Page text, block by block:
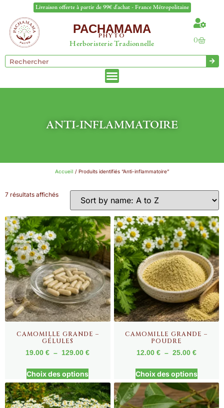
Livraison offerte à partir de 99€ d'achat - France Métropolitaine
PACHAMAMA
PHYTO
Herboristerie Tradionnelle 0
ANTI-INFLAMMATOIRE
Accueil / Produits identifiés “Anti-inflammatoire”
7 résultats affichés
CAMOMILLE GRANDE –
GÉLULES
19.00€ – 129.00€
Choix des options
CAMOMILLE GRANDE –
POUDRE
12.00 € – 25.00 €
Choix des options